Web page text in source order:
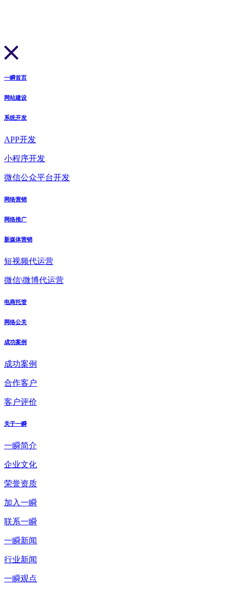
一瞬首页
网站建设
系统开发
APP开发
小程序开发
微信公众平台开发
网络营销
网络推广
新媒体营销
短视频代运营
微信\微博代运营
电商托管
网络公关
成功案例
成功案例
合作客户
客户评价
关于一瞬
一瞬简介
企业文化
荣誉资质
加入一瞬
联系一瞬
一瞬新闻
行业新闻
一瞬观点